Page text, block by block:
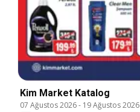
Kim Market Katalog
07 Ağustos 2026- 19 Ağustos 2026